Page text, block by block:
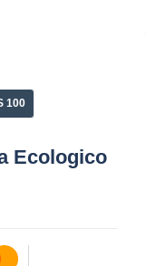
100
Ecologico